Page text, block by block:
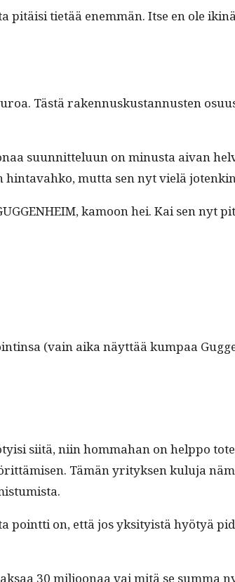
pitäisi tietää enem­män. Itse en ole
Tästä raken­nuskus­tan­nusten
suun­nit­telu­un on minus­ta aivan
hin­tavahko, mut­ta sen nyt vielä
kamoon hei. Kai sen nyt
(vain aika näyt­tää kumpaa
siitä, niin homma­han on help­po
Tämän yri­tyk­sen kulu­ja
point­ti on, että jos yksi­ty­istä hyö­tyä
30 miljoon­aa vai mitä se sum­ma